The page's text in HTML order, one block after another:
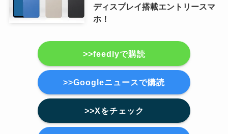
ディスプレイ搭載エントリースマ
ホ！
>>feedlyで購読
>>Googleニュースで購読
>>Xをチェック